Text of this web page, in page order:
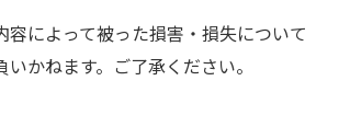
容によって被った損害・損失について
かねます。ご了承ください。